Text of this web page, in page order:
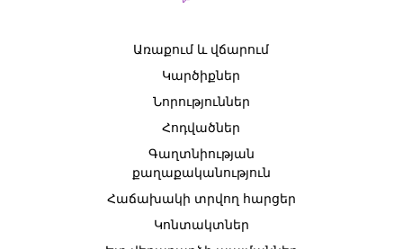
Առաքում և վճարում
Կարծիքներ
Նորություններ
Հոդվածներ
Գաղտնիության
քաղաքականություն
Հաճախակի տրվող հարցեր
Կոնտակտներ